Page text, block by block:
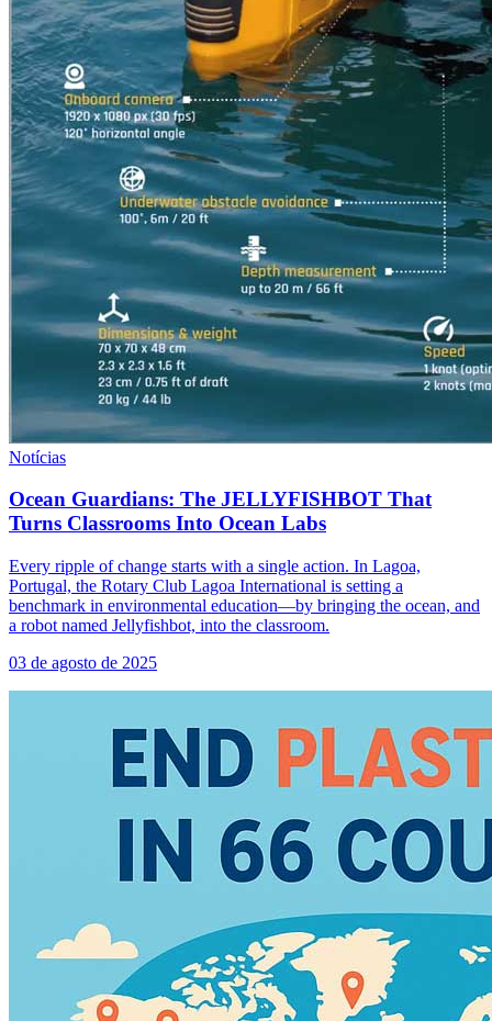
Notícias
Ocean Guardians: The JELLYFISHBOT That
Turns Classrooms Into Ocean Labs
Every ripple of change starts with a single action. In Lagoa,
Portugal, the Rotary Club Lagoa International is setting a
benchmark in environmental education—by bringing the ocean, and
a robot named Jellyfishbot, into the classroom.
03 de agosto de 2025